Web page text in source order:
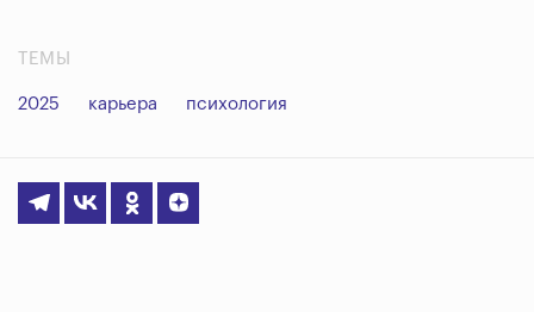
ТЕМЫ
2025 карьера психология